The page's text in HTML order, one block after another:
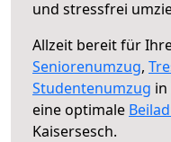
und stressfrei
Allzeit bereit für
Seniorenumzug,
Studentenumzug
eine optimale
Kaisersesch.